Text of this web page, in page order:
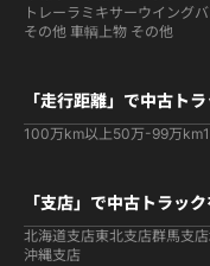
トレーラ ミキサーウイング
その他 車輌上物 その他
「走行距離」で中古ト
100万km以上50万-99万km
「支店」で中古トラッ
北海道支店東北支店群馬支店
沖縄支店